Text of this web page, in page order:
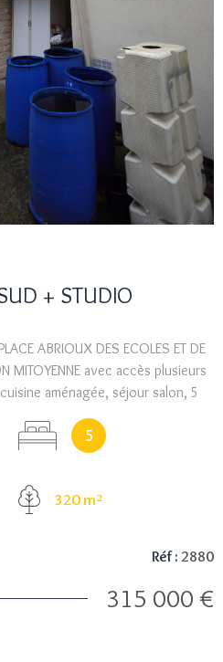
+ STUDIO
ABRIOUX DES ECOLES ET DE
MITOYENNE avec accès plusieurs
aménagée, séjour salon, 5
2 wc. Chauffage individuel.
FAMILLE DEPENDANCE EN STUDIO
EXTERIEURE
5
320 m²
Réf : 2880
315 000 €